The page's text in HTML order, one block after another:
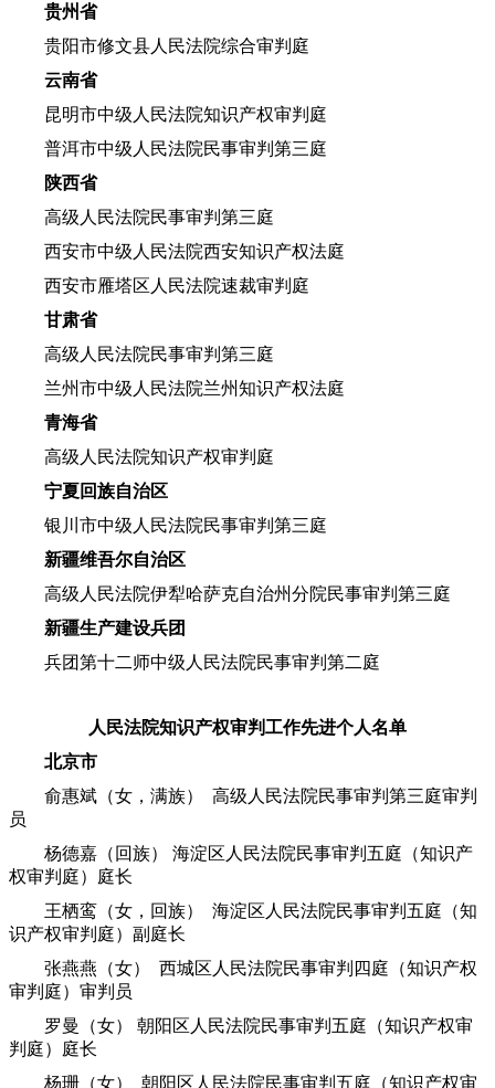
贵州省
贵阳市修文县人民法院综合审判庭
云南省
昆明市中级人民法院知识产权审判庭
普洱市中级人民法院民事审判第三庭
陕西省
高级人民法院民事审判第三庭
西安市中级人民法院西安知识产权法庭
西安市雁塔区人民法院速裁审判庭
甘肃省
高级人民法院民事审判第三庭
兰州市中级人民法院兰州知识产权法庭
青海省
高级人民法院知识产权审判庭
宁夏回族自治区
银川市中级人民法院民事审判第三庭
新疆维吾尔自治区
高级人民法院伊犁哈萨克自治州分院民事审判第三庭
新疆生产建设兵团
兵团第十二师中级人民法院民事审判第二庭
人民法院知识产权审判工作先进个人名单
北京市
俞惠斌（女，满族） 高级人民法院民事审判第三庭审判
员
杨德嘉（回族） 海淀区人民法院民事审判五庭（知识产
权审判庭）庭长
王栖鸾（女，回族） 海淀区人民法院民事审判五庭（知
识产权审判庭）副庭长
张燕燕（女） 西城区人民法院民事审判四庭（知识产权
审判庭）审判员
罗曼（女） 朝阳区人民法院民事审判五庭（知识产权审
判庭）庭长
杨珊（女） 朝阳区人民法院民事审判五庭（知识产权审